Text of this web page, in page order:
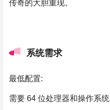
传奇的大胆重现。
系统需求
最低配置:
需要 64 位处理器和操作系统